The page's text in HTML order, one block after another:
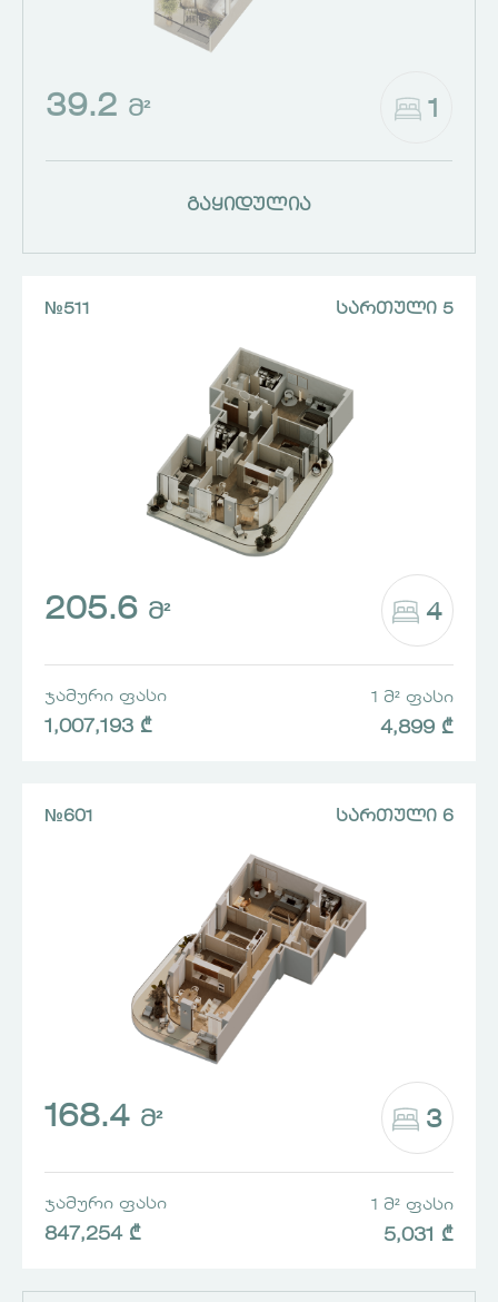
39.2 Მ² 1
გაყიდულია
№511 ᲡᲐᲠᲗᲣᲚᲘ 5
205.6 Მ² 4
ᲯᲐᲛᲣᲠᲘ ᲤᲐᲡᲘ
1,007,193 ₾
1 Მ² ᲤᲐᲡᲘ
4,899 ₾
№601 ᲡᲐᲠᲗᲣᲚᲘ 6
168.4 Მ² 3
ᲯᲐᲛᲣᲠᲘ ᲤᲐᲡᲘ
847,254 ₾
1 Მ² ᲤᲐᲡᲘ
5,031 ₾